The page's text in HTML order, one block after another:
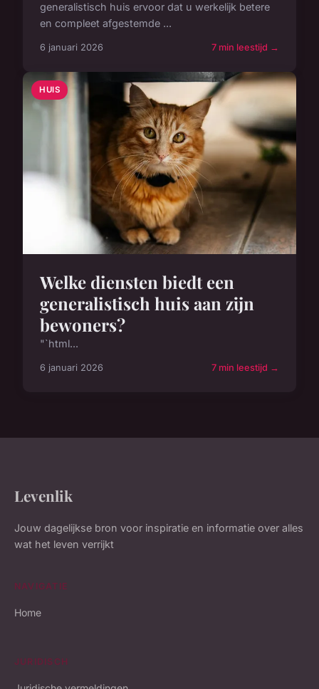
generalistisch huis ervoor dat u werkelijk betere
en compleet afgestemde ...
6 januari 2026 7 min leestijd →
HUIS
Welke diensten biedt een
generalistisch huis aan zijn
bewoners?
"`html...
6 januari 2026 7 min leestijd →
Levenlik
Jouw dagelijkse bron voor inspiratie en informatie over alles
wat het leven verrijkt
NAVIGATIE
Home
JURIDISCH